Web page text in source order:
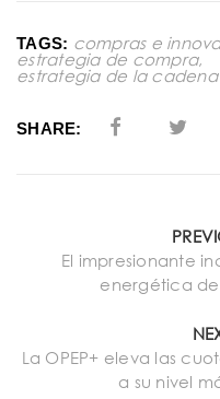
TAGS: compras e
estrategia de compra,
estrategia de la cadena
SHARE:
El impresionante
energética
La OPEP+ eleva las
a su nivel